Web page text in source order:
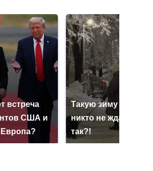
встреча
США и
Такую зиму в России
никто не ждал: как
так?!